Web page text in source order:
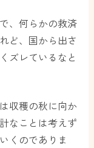
、何らかの救済
ど、国から出さ
ズレているなと
収穫の秋に向か
なことは考えず
くのでありま